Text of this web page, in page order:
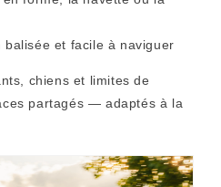
balisée et facile à naviguer
chiens et limites de
partagés — adaptés à la